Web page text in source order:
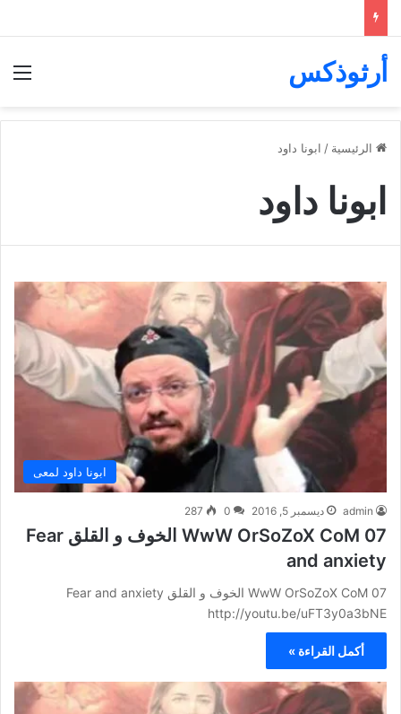
أرثوذكس
الرئيسية / ابونا داود
ابونا داود
ابونا داود لمعى
admin ديسمبر 5, 2016 0
287
WwW OrSoZoX CoM 07 الخوف و القلق Fear
and anxiety
WwW OrSoZoX CoM 07 الخوف و القلق Fear and anxiety
http://youtu.be/uFT3y0a3bNE
أكمل القراءة »